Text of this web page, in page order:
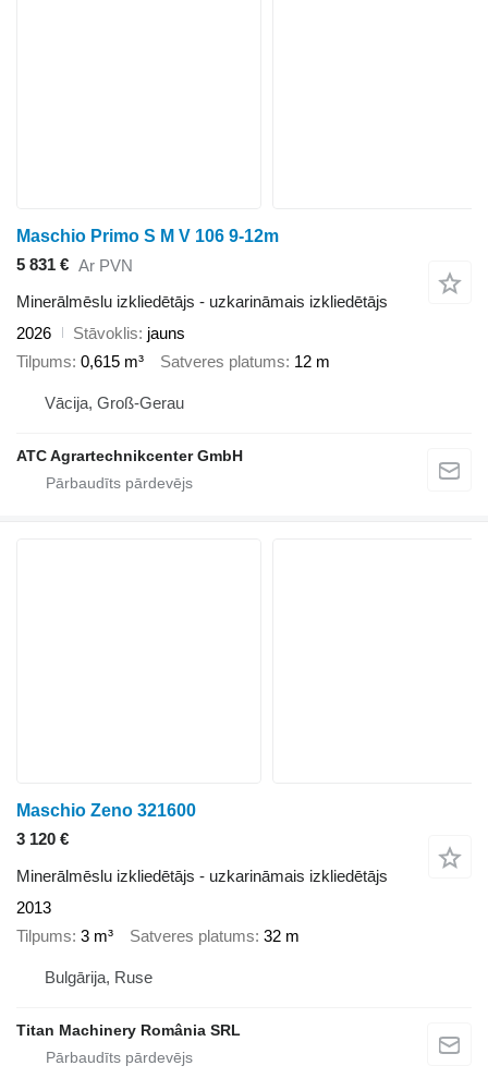
Maschio Primo S M V 106 9-12m
5 831 € Ar PVN
Minerālmēslu izkliedētājs - uzkarināmais izkliedētājs
2026
Stāvoklis jauns
Tilpums 0,615 m³ Satveres platums 12 m
Vācija, Groß-Gerau
ATC Agrartechnikcenter GmbH
Maschio Zeno 321600
3 120 €
Minerālmēslu izkliedētājs - uzkarināmais izkliedētājs
2013
Tilpums 3 m³ Satveres platums 32 m
Bulgārija, Ruse
Titan Machinery România SRL